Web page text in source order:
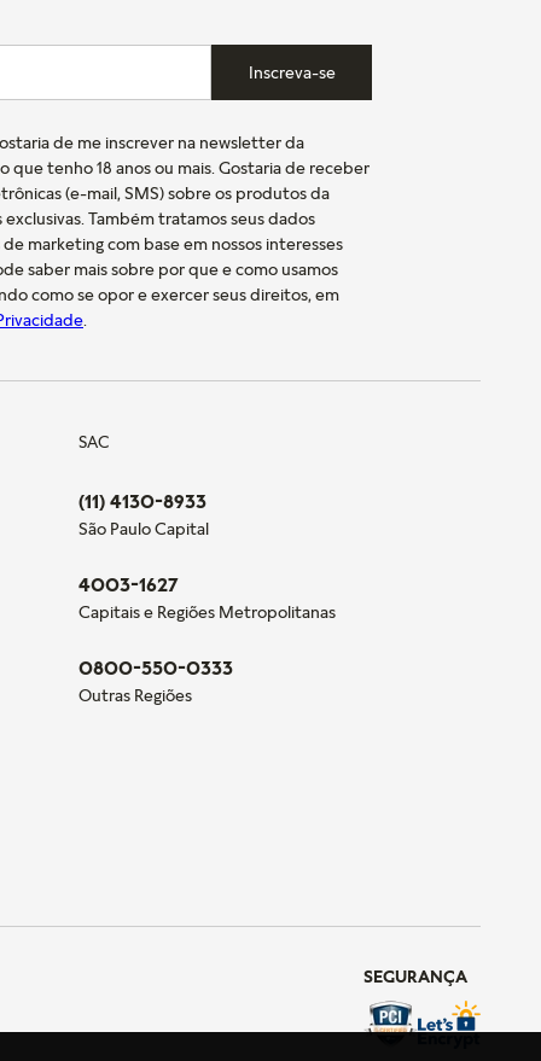
Inscreva-se
de me inscrever na newsletter da
que tenho 18 anos ou mais. Gostaria de receber
(e-mail, SMS) sobre os produtos da
Também tratamos seus dados
marketing com base em nossos interesses
saber mais sobre por que e como usamos
como se opor e exercer seus direitos, em
SAC
(11) 4130-8933
São Paulo Capital
4003-1627
Capitais e Regiões Metropolitanas
0800-550-0333
Outras Regiões
SEGURANÇA